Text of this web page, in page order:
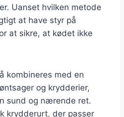
Uanset hvilken metode
at have styr på
at sikre, at kødet ikke
kombineres med en
og krydderier,
sund og nærende ret.
krydderurt, der passer